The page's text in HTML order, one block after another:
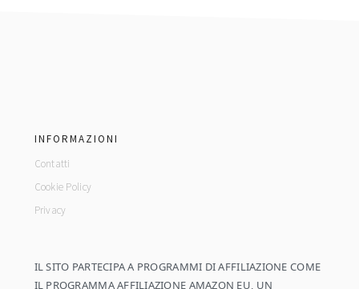
INFORMAZIONI
Contatti
Cookie Policy
Privacy
IL SITO PARTECIPA A PROGRAMMI DI AFFILIAZIONE COME
IL PROGRAMMA AFFILIAZIONE AMAZON EU, UN